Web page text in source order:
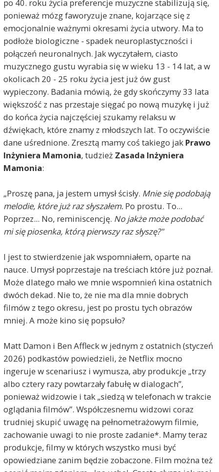
po 40. roku życia preferencje muzyczne stabilizują się,
ponieważ mózg faworyzuje znane, kojarzące się z
emocjonalnie ważnymi okresami życia utwory. Ma to
podłoże biologiczne - spadek neuroplastyczności i
połączeń neuronalnych. Jak wyczytałem, ciasto
muzycznego gustu wyrabia się w wieku 13 - 14 lat, a w
okolicach 20 - 25 roku życia jest już ów gust
wypieczony. Badania mówią, że gdy skończymy 33 lata
większość z nas przestaje sięgać po nową muzykę i już
do końca życia najczęściej szukamy relaksu w
dźwiękach, które znamy z młodszych lat. To oczywiście
dane uśrednione. Zresztą mamy coś takiego jak Prawo
Inżyniera Mamonia, tudzież Zasada Inżyniera
Mamonia:
„Proszę pana, ja jestem umysł ścisły. Mnie się podobają
melodie, które już raz słyszałem. Po prostu. To...
Poprzez... No, reminiscencję. No jakże może podobać
mi się piosenka, którą pierwszy raz słyszę?"
I jest to stwierdzenie jak wspomniałem, oparte na
nauce. Umysł poprzestaje na treściach które już poznał.
Może dlatego mało we mnie wspomnień kina ostatnich
dwóch dekad. Nie to, że nie ma dla mnie dobrych
filmów z tego okresu, jest po prostu tych obrazów
mniej. A może kino się popsuło?
Matt Damon i Ben Affleck w jednym z ostatnich (styczeń
2026) podkastów powiedzieli, że Netflix mocno
ingeruje w scenariusz i wymusza, aby produkcje „trzy
albo cztery razy powtarzały fabułę w dialogach”,
ponieważ widzowie i tak „siedzą w telefonach w trakcie
oglądania filmów”. Współczesnemu widzowi coraz
trudniej skupić uwagę na pełnometrażowym filmie,
zachowanie uwagi to nie proste zadanie*. Mamy teraz
produkcje, filmy w których wszystko musi być
opowiedziane zanim będzie zobaczone. Film można też